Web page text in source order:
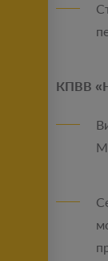
КПВВ